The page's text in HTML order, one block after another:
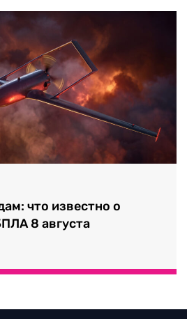
что известно о
8 августа